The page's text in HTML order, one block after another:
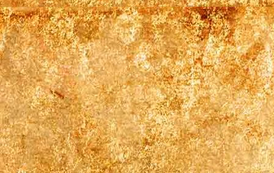
Erntedank20 Kirche2